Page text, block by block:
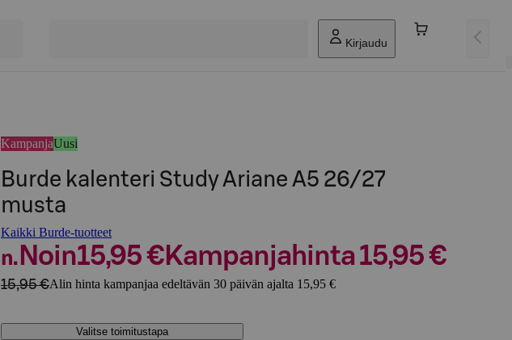
Kirjaudu
KampanjaUusi
Burde kalenteri Study Ariane A5 26/27
musta
Kaikki Burde-tuotteet
n. Noin15,95 €Kampanjahinta 15,95 €
15,95 €Alin hinta kampanjaa edeltävän 30 päivän ajalta 15,95 €
Valitse toimitustapa